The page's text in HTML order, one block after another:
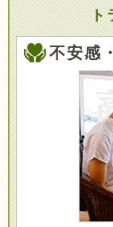
不安感